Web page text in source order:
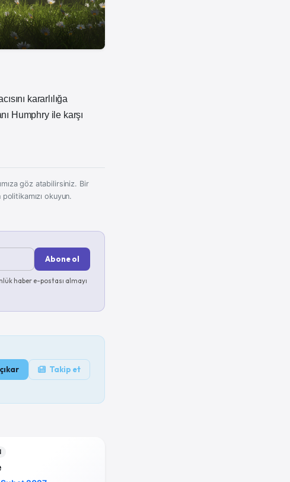
kararlılığa
Humphry ile karşı
göz atabilirsiniz. Bir
politikamızı okuyun.
Abone ol
haber e-postası almayı
Takip et